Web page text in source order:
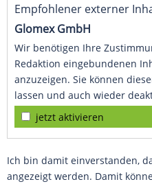
Empfohlener externer
Glomex GmbH
Wir benötigen Ihre
Redaktion eingebundenen
anzuzeigen. Sie können
lassen und auch wieder
jetzt aktivieren
Ich bin damit einverstanden,
angezeigt werden. Damit